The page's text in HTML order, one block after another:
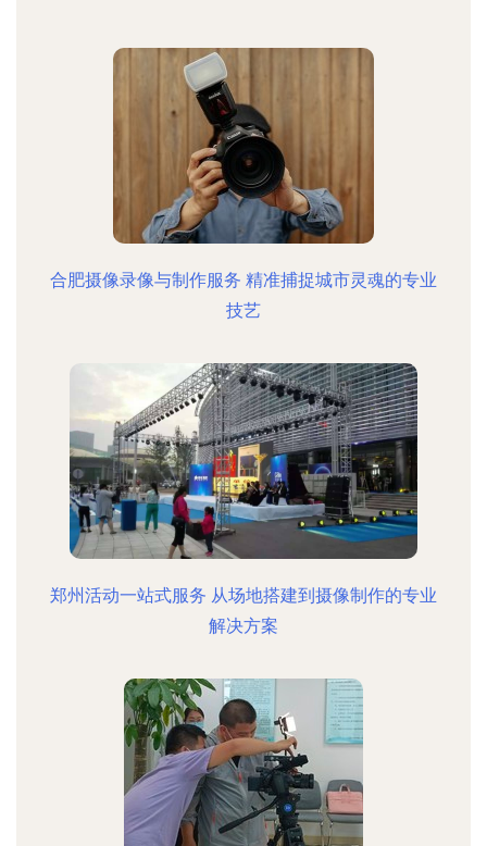
合肥摄像录像与制作服务 精准捕捉城市灵魂的专业
技艺
郑州活动一站式服务 从场地搭建到摄像制作的专业
解决方案